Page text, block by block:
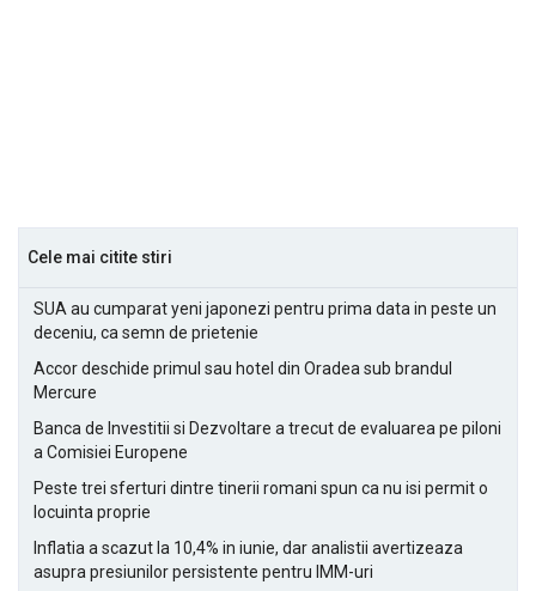
Cele mai citite stiri
SUA au cumparat yeni japonezi pentru prima data in peste un
deceniu, ca semn de prietenie
Accor deschide primul sau hotel din Oradea sub brandul
Mercure
Banca de Investitii si Dezvoltare a trecut de evaluarea pe piloni
a Comisiei Europene
Peste trei sferturi dintre tinerii romani spun ca nu isi permit o
locuinta proprie
Inflatia a scazut la 10,4% in iunie, dar analistii avertizeaza
asupra presiunilor persistente pentru IMM-uri